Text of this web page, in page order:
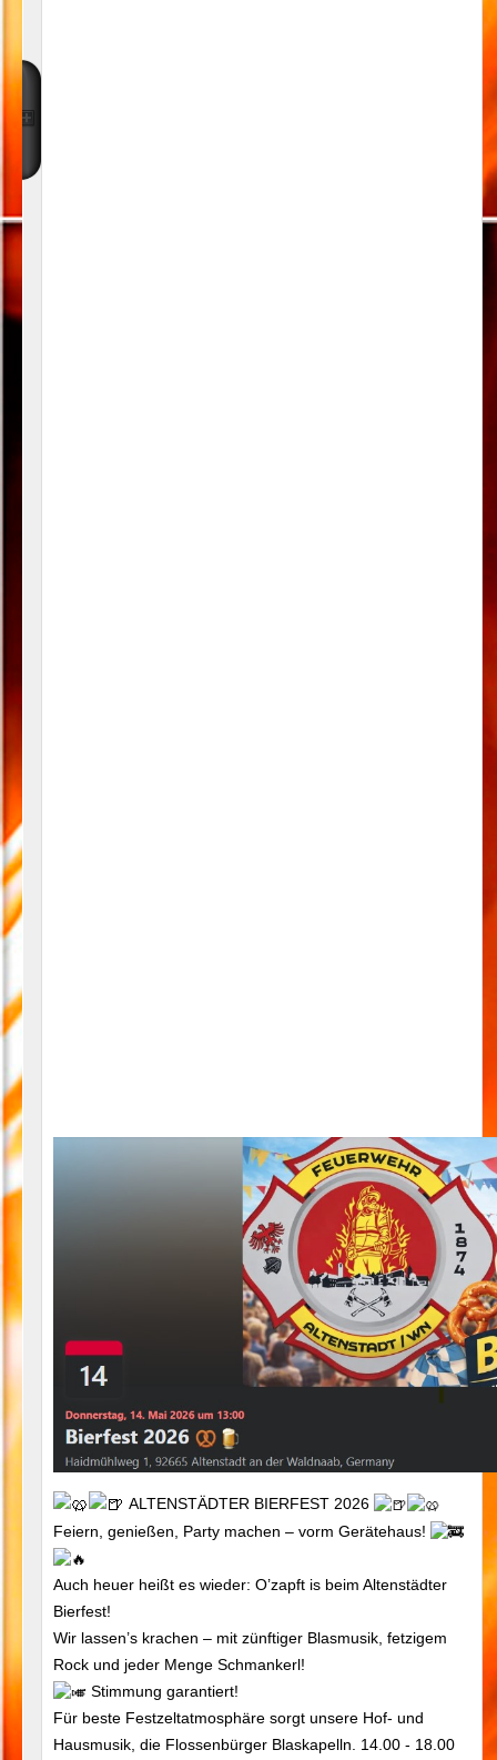
ALTENSTÄDTER BIERFEST 2026
Feiern, genießen, Party machen – vorm Gerätehaus!
Auch heuer heißt es wieder: O’zapft is beim Altenstädter
Bierfest!
Wir lassen’s krachen – mit zünftiger Blasmusik, fetzigem
Rock und jeder Menge Schmankerl!
Stimmung garantiert!
Für beste Festzeltatmosphäre sorgt unsere Hof- und
Hausmusik, die Flossenbürger Blaskapelln. 14.00 - 18.00